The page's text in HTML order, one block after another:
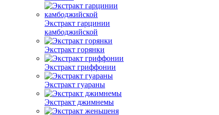
Экстракт гарцинии
камбоджийской
Экстракт горянки
Экстракт гриффонии
Экстракт гуараны
Экстракт джимнемы